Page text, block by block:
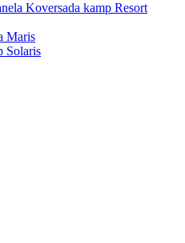
Koversada kamp Resort
Maris
Solaris